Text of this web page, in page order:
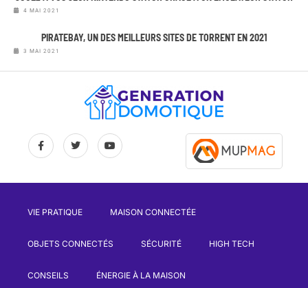
4 MAI 2021
PIRATEBAY, UN DES MEILLEURS SITES DE TORRENT EN 2021
3 MAI 2021
VIE PRATIQUE MAISON CONNECTÉE
OBJETS CONNECTÉS SÉCURITÉ HIGH TECH
CONSEILS ÉNERGIE À LA MAISON